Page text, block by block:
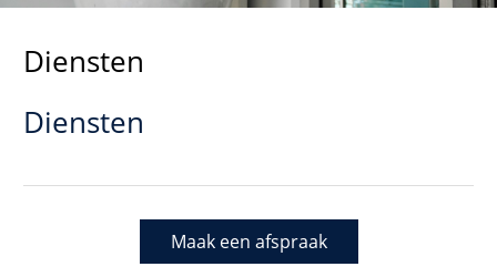
Diensten
Diensten
Maak een afspraak